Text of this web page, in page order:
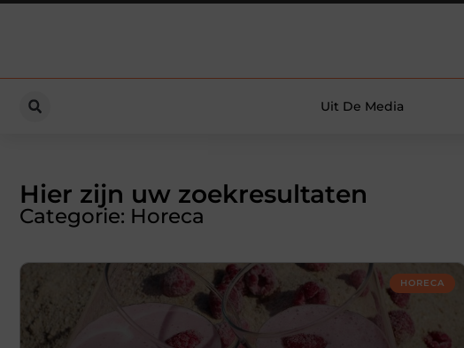
Uit De Media
Hier zijn uw zoekresultaten
Categorie: Horeca
HORECA